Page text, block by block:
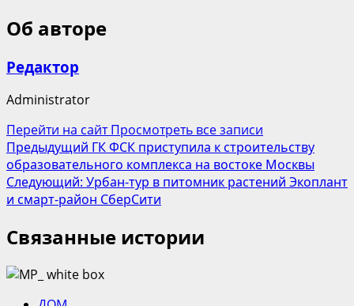
Об авторе
Редактор
Administrator
Перейти на сайтПросмотреть все записи
Навигация
записи
Предыдущий ГК ФСК приступила к строительству
образовательного комплекса на востоке Москвы
Следующий: Урбан-тур в питомник растений Экоплант
и смарт-район СберСити
Связанные истории